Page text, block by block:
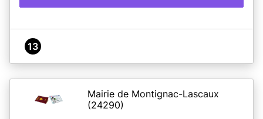
13
Mairie de Montignac-Lascaux
(24290)